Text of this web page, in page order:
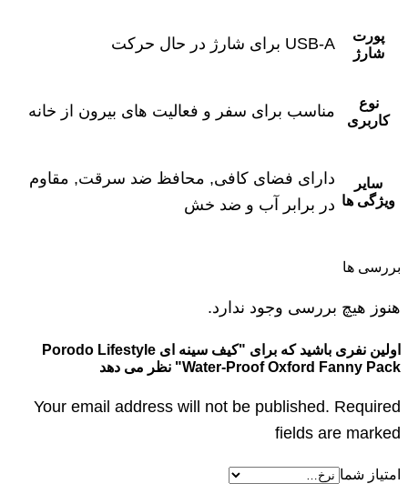
پورت
شارژ
USB-A برای شارژ در حال حرکت
نوع
کاربری
مناسب برای سفر و فعالیت ‌های بیرون از خانه
سایر
ویژگی ها
دارای فضای کافی, محافظ ضد سرقت, مقاوم
در برابر آب و ضد خش
بررسی ها
هنوز هیچ بررسی وجود ندارد.
اولین نفری باشید که برای "کیف سینه ای Porodo Lifestyle
Water-Proof Oxford Fanny Pack" نظر می دهد
Your email address will not be published. Required
fields are marked
امتیاز شما